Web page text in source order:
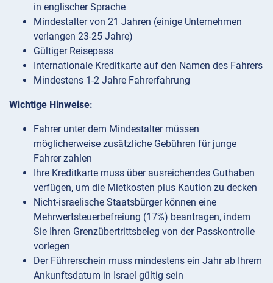
in englischer Sprache
Mindestalter von 21 Jahren (einige Unternehmen
verlangen 23-25 Jahre)
Gültiger Reisepass
Internationale Kreditkarte auf den Namen des Fahrers
Mindestens 1-2 Jahre Fahrerfahrung
Wichtige Hinweise:
Fahrer unter dem Mindestalter müssen
möglicherweise zusätzliche Gebühren für junge
Fahrer zahlen
Ihre Kreditkarte muss über ausreichendes Guthaben
verfügen, um die Mietkosten plus Kaution zu decken
Nicht-israelische Staatsbürger können eine
Mehrwertsteuerbefreiung (17%) beantragen, indem
Sie Ihren Grenzübertrittsbeleg von der Passkontrolle
vorlegen
Der Führerschein muss mindestens ein Jahr ab Ihrem
Ankunftsdatum in Israel gültig sein